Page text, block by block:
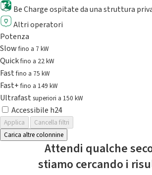
Be Charge ospitate da una struttura
Altri operatori
Potenza
Slowfino a 7 kW
Quickfino a 22 kW
Fastfino a 75 kW
Fast+fino a 149 kW
Ultrafast superiori a 150 kW
Accessibile h24
Applica
Cancella filtri
Carica altre colonnine
Attendi qualche
stiamo cercando i